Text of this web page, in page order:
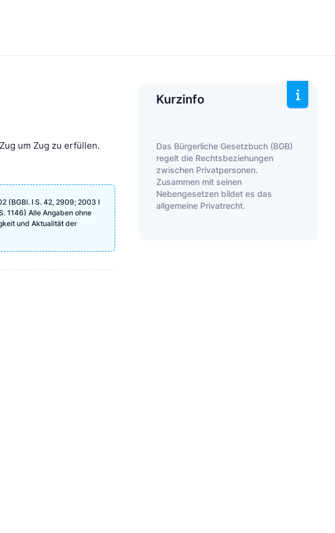
um Zug zu erfüllen.
(BGBl. I S. 42, 2909; 2003 I
1146) Alle Angaben ohne
und Aktualität der
Kurzinfo
Das Bürgerliche Gesetzbuch (BGB)
regelt die Rechtsbeziehungen
zwischen Privatpersonen.
Zusammen mit seinen
Nebengesetzen bildet es das
allgemeine Privatrecht.